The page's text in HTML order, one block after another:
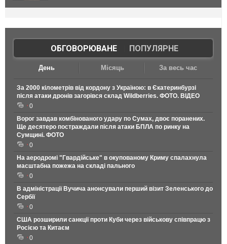
ОБГОВОРЮВАНЕ| ПОПУЛЯРНЕ
День Місяць За весь час
За 2000 кілометрів від кордону з Україною: в Єкатеринбурзі
після атаки дронів загорівся склад Wildberries. ФОТО. ВІДЕО
0
Ворог завдав комбінованого удару по Сумах, двоє поранених.
Ще десятеро постраждали після атаки БПЛА по ринку на
Сумщині. ФОТО
0
На аеродромі "Гвардійське" в окупованому Криму спалахнула
масштабна пожежа на складі пального
0
В адміністрації Вучича анонсували перший візит Зеленського до
Сербії
0
США розширили санкції проти Куби через військову співпрацю з
Росією та Китаєм
0